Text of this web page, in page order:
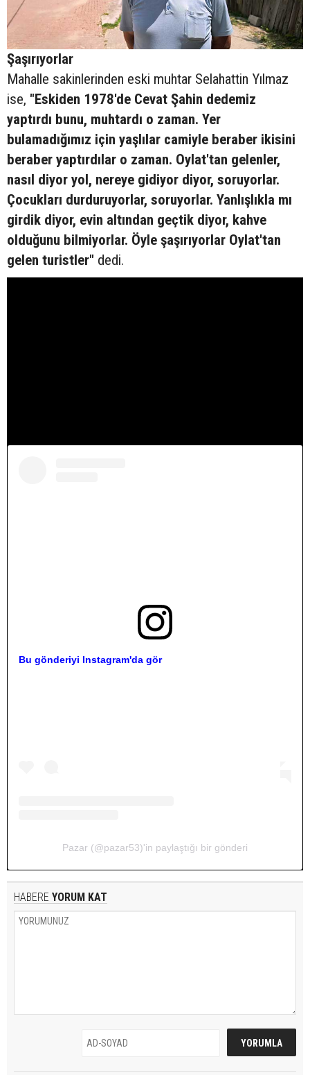
Şaşırıyorlar
Mahalle sakinlerinden eski muhtar Selahattin Yılmaz
ise, "Eskiden 1978'de Cevat Şahin dedemiz
yaptırdı bunu, muhtardı o zaman. Yer
bulamadığımız için yaşlılar camiyle beraber ikisini
beraber yaptırdılar o zaman. Oylat'tan gelenler,
nasıl diyor yol, nereye gidiyor diyor, soruyorlar.
Çocukları durduruyorlar, soruyorlar. Yanlışlıkla mı
girdik diyor, evin altından geçtik diyor, kahve
olduğunu bilmiyorlar. Öyle şaşırıyorlar Oylat'tan
gelen turistler" dedi.
Bu gönderiyi Instagram'da gör
Pazar (@pazar53)'in paylaştığı bir gönderi
HABERE YORUM KAT